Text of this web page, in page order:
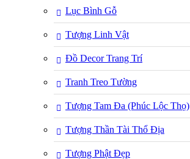
Lục Bình Gỗ
Tượng Linh Vật
Đồ Decor Trang Trí
Tranh Treo Tường
Tượng Tam Đa (Phúc Lộc Thọ)
Tượng Thần Tài Thổ Địa
Tượng Phật Đẹp